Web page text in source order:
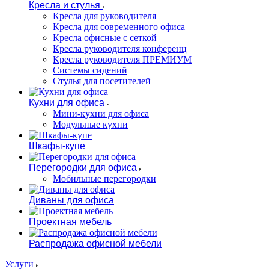
Кресла и стулья
Кресла для руководителя
Кресла для современного офиса
Кресла офисные с сеткой
Кресла руководителя конференц
Кресла руководителя ПРЕМИУМ
Системы сидений
Стулья для посетителей
Кухни для офиса
Мини-кухни для офиса
Модульные кухни
Шкафы-купе
Перегородки для офиса
Мобильные перегородки
Диваны для офиса
Проектная мебель
Распродажа офисной мебели
Услуги